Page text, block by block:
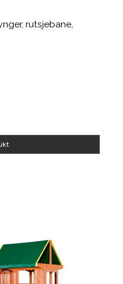
rutsjebane,